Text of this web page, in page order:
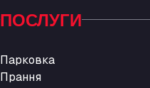
ПОСЛУГИ
Парковка
Прання